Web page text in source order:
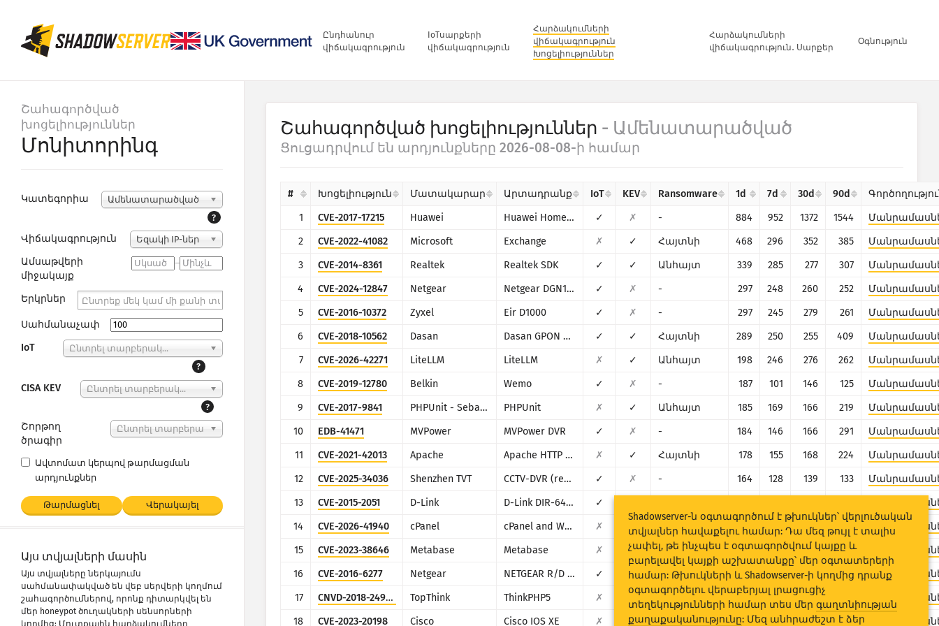
Ընդհանուր
վիճակագրություն
IoTսարքերի
վիճակագրություն
Հարձակումների
վիճակագրություն
Խոցելիություններ
Հարձակումների
վիճակագրություն․ Սարքեր
Օգնություն
Շահագործված
խոցելիություններ
Մոնիտորինգ
Կատեգորիա
Ամենատարածված
?
Վիճակագրություն Եզակի IP-ներ
Ամսաթվերի
միջակայք
–
Երկրներ
Սահմանաչափ
IoT
Ընտրել տարբերակ...
?
CISA KEV
Ընտրել տարբերակ...
?
Շորթող
ծրագիր
Ընտրել տարբերա
Ավտոմատ կերպով թարմացման
արդյունքներ
Թարմացնել Վերակայել
Այս տվյալների մասին
Այս տվյալները ներկայումս
սահմանափակված են վեբ սերվերի կողմում
շահագործումներով, որոնք դիտարկվել են
մեր honeypot ծուղակների սենսորների
կողմից: Մուտքային հարձակումները
Շահագործված խոցելիություններ - Ամենատարածված
Ցուցադրվում են արդյունքները 2026-08-08-ի համար
# Խոցելիություն Մատակարար Արտադրանք IoT KEV Ransomware 1d 7d 30d 90d
1
CVE-2017-17215 Huawei Huawei Home Gateway HG532 ✓ ✗ - 884 952 1372 1544
2
CVE-2022-41082 Microsoft Exchange ✗ ✓ Հայտնի 468 296 352 385
3
CVE-2014-8361 Realtek Realtek SDK ✓ ✓ Անհայտ 339 285 277 307
4
CVE-2024-12847 Netgear Netgear DGN1000 ✓ ✗ - 297 248 260 252
5
CVE-2016-10372 Zyxel Eir D1000 ✓ ✗ - 297 245 279 261
6
CVE-2018-10562 Dasan Dasan GPON Home Router ✓ ✓ Հայտնի 289 250 255 409
7
CVE-2026-42271 LiteLLM LiteLLM ✗ ✓ Անհայտ 198 246 276 262
8
CVE-2019-12780 Belkin Wemo ✓ ✗ - 187 101 146 125
9
CVE-2017-9841 PHPUnit - Sebastian Bergmann PHPUnit ✗ ✓ Անհայտ 185 169 166 219
10
EDB-41471 MVPower MVPower DVR ✓ ✗ - 184 146 166 291
11
CVE-2021-42013 Apache Apache HTTP Server ✗ ✓ Հայտնի 178 155 168 224
12
CVE-2025-34036 Shenzhen TVT CCTV-DVR (rebranded by multiple vendors) ✓ ✗ - 164 128 139 133
13
CVE-2015-2051 D-Link D-Link DIR-645, DAP-1522 revB, DAP-1650 revB, DIR-880L, DIR-865L, DIR-860L revA, DIR-860L revB DIR-815 revB, DIR-300 revB, DIR-600 revB, DIR-645, TEW-751DR, TEW-733GR ✓
14
CVE-2026-41940 cPanel cPanel and WHM ✗ ✓ Հայտնի 151 190 167 266
15
CVE-2023-38646 Metabase Metabase ✗ ✗ - 137 138 141 138
16
CVE-2016-6277 Netgear NETGEAR R/D Series Routers ✓ ✓ Անհայտ 126 85 91 89
17
CNVD-2018-24942 TopThink ThinkPHP5 ✗ ✗ - 109 95 99 135
18
CVE-2023-20198 Cisco Cisco IOS XE ✗ ✓ Անհայտ 90 128 168 202
Shadowserver-ն օգտագործում է թխուկներ՝ վերլուծական
տվյալներ հավաքելու համար: Դա մեզ թույլ է տալիս
չափել, թե ինչպես է օգտագործվում կայքը և
բարելավել կայքի աշխատանքը՝ մեր օգտատերերի
համար: Թխուկների և Shadowserver-ի կողմից դրանք
օգտագործելու վերաբերյալ լրացուցիչ
տեղեկությունների համար տես մեր գաղտնիության
քաղաքականությունը: Մեզ անհրաժեշտ է ձեր